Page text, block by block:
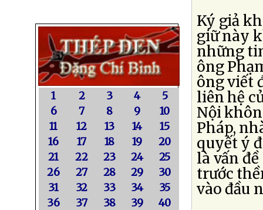
1 2 3 4
5
6
7 8 9
10
11
12 13 14
15
16
17 18 19
20
21
22 23 24
25
26
27 28 29
30
31
32 33 34
35
36
37 38 39
40
Ký giả
giữ này
những
ông
ông viết
liên hệ
Nội
Pháp,
quyết ý
là vấn
trước
vào đầu